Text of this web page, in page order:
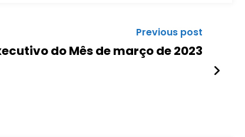
Previous post
do Mês de março de 2023